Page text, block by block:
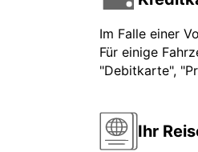
Im Falle einer
Für einige
"Debitkarte",
Ihr